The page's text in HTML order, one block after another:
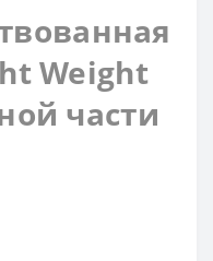
Weight
части